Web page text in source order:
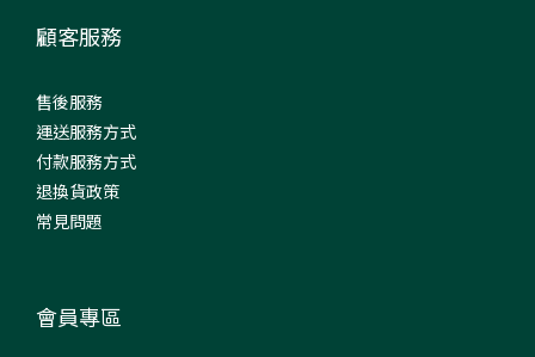
顧客服務
售後服務
運送服務方式
付款服務方式
退換貨政策
常見問題
會員專區